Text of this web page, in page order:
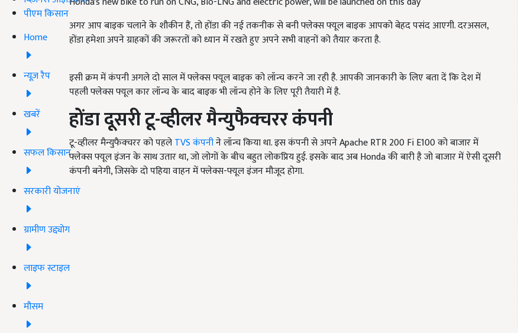
पीएम किसान
Home
न्यूज़ रैप
खबरें
सफल किसान
सरकारी योजनाएं
ग्रामीण उद्द्योग
लाइफ स्टाइल
मौसम
अगर आप बाइक चलाने के शौकीन हैं, तो होंडा की नई तकनीक से बनी फ्लेक्स फ्यूल बाइक आपको बेहद पसंद आएगी. दरअसल,
होंडा हमेशा अपने ग्राहकों की जरूरतों को ध्यान में रखते हुए अपने सभी वाहनों को तैयार करता है.
इसी क्रम में कंपनी अगले दो साल में फ्लेक्स फ्यूल बाइक को लॉन्च करने जा रही है. आपकी जानकारी के लिए बता दें कि देश में
पहली फ्लेक्स फ्यूल कार लॉन्च के बाद बाइक भी लॉन्च होने के लिए पूरी तैयारी में है.
होंडा दूसरी टू-व्हीलर मैन्युफैक्चरर कंपनी
टू-व्हीलर मैन्युफैक्चरर को पहलेTVS कंपनीने लॉन्च किया था. इस कंपनी से अपने Apache RTR 200 Fi E100 को बाजार में
फ्लेक्स फ्यूल इंजन के साथ उतार था, जो लोगों के बीच बहुत लोकप्रिय हुई. इसके बाद अब Honda की बारी है जो बाजार में ऐसी दूसरी
कंपनी बनेगी, जिसके दो पहिया वाहन में फ्लेक्स-फ्यूल इंजन मौजूद होगा.